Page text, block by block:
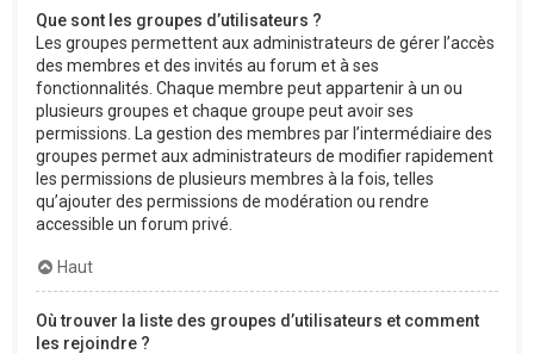
Que sont les groupes d’utilisateurs ?
Les groupes permettent aux administrateurs de gérer l’accès
des membres et des invités au forum et à ses
fonctionnalités. Chaque membre peut appartenir à un ou
plusieurs groupes et chaque groupe peut avoir ses
permissions. La gestion des membres par l’intermédiaire des
groupes permet aux administrateurs de modifier rapidement
les permissions de plusieurs membres à la fois, telles
qu’ajouter des permissions de modération ou rendre
accessible un forum privé.
Haut
Où trouver la liste des groupes d’utilisateurs et comment
les rejoindre ?